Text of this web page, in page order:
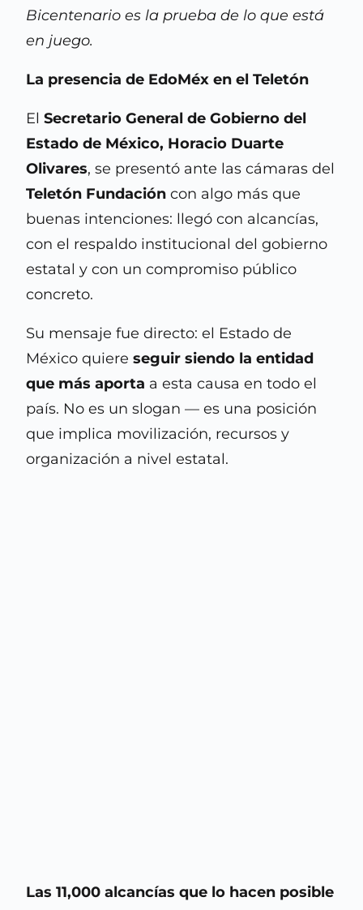
Bicentenario es la prueba de lo que está
en juego.
La presencia de EdoMéx en el Teletón
ElSecretario General de Gobierno del
Estado de México, Horacio Duarte
Olivares, se presentó ante las cámaras del
Teletón Fundación con algo más que
buenas intenciones: llegó con alcancías,
con el respaldo institucional del gobierno
estatal y con un compromiso público
concreto.
Su mensaje fue directo: el Estado de
México quiereseguir siendo la entidad
que más aporta a esta causa en todo el
país. No es un slogan — es una posición
que implica movilización, recursos y
organización a nivel estatal.
Las 11,000 alcancías que lo hacen posible